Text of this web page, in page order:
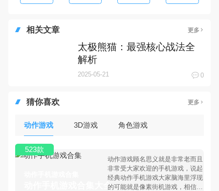
相关文章 更多
太极熊猫：最强核心战法全
解析
2025-05-21 0
猜你喜欢 更多
动作游戏 3D游戏 角色游戏
动作手机游戏合集大全 >
动作游戏顾名思义就是非常老而且
非常受大家欢迎的手机游戏，说起
经典动作手机游戏大家脑海里浮现
的可能就是像素街机游戏，相信很
523款